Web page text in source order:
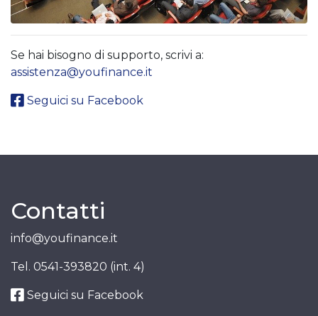
Se hai bisogno di supporto, scrivi a:
assistenza@youfinance.it
Seguici su Facebook
Contatti
info@youfinance.it
Tel. 0541-393820 (int. 4)
Seguici su Facebook